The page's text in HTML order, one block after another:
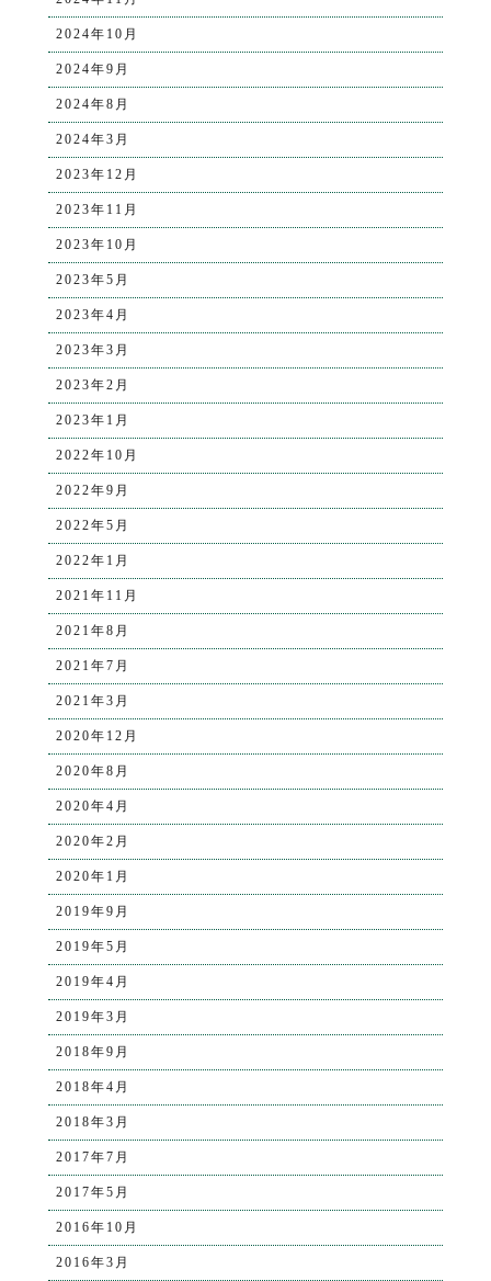
2024年10月
2024年9月
2024年8月
2024年3月
2023年12月
2023年11月
2023年10月
2023年5月
2023年4月
2023年3月
2023年2月
2023年1月
2022年10月
2022年9月
2022年5月
2022年1月
2021年11月
2021年8月
2021年7月
2021年3月
2020年12月
2020年8月
2020年4月
2020年2月
2020年1月
2019年9月
2019年5月
2019年4月
2019年3月
2018年9月
2018年4月
2018年3月
2017年7月
2017年5月
2016年10月
2016年3月